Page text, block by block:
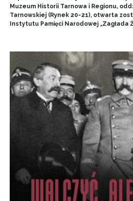
Muzeum Historii Tarnowa i Regionu,
Tarnowskiej (Rynek 20-21), otwarta
Instytutu Pamięci Narodowej „Zagłada